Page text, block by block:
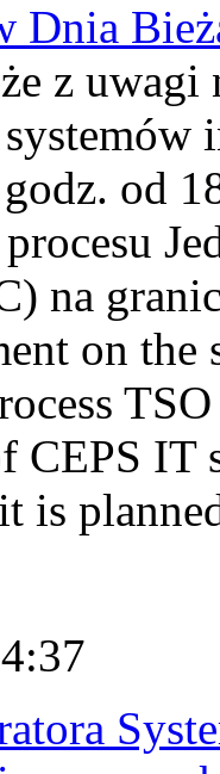
Dnia
z uwagi
od
na
on
CEPS IT
is